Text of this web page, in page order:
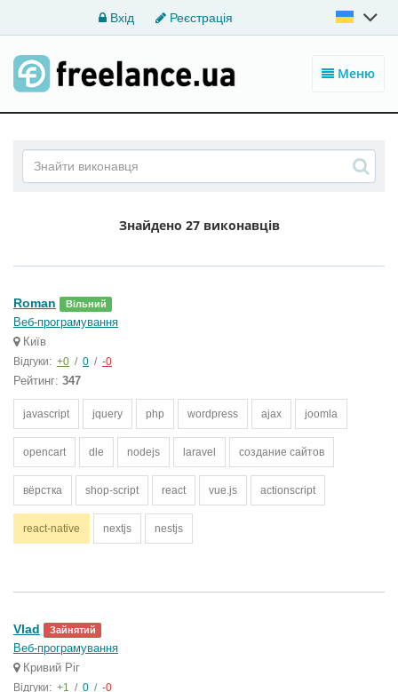
Вхід Реєстрація
Меню
Знайдено 27 виконавців
Roman Вільний
Веб-програмування
Київ
Відгуки: +0 / 0 / -0
Рейтинг: 347
javascript jquery php wordpress ajax joomla
opencart dle nodejs laravel создание сайтов
вёрстка shop-script react vue.js actionscript
react-native nextjs nestjs
Vlad Зайнятий
Веб-програмування
Кривий Ріг
Відгуки: +1 / 0 / -0